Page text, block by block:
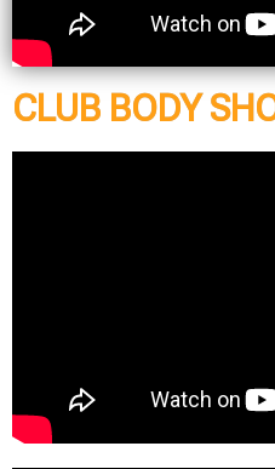
CLUB BODY